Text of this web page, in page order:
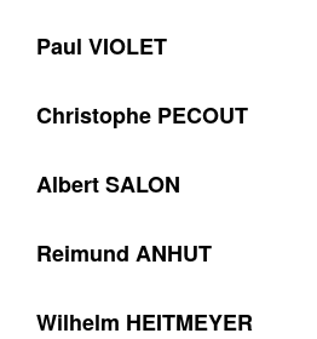
Paul VIOLET
Christophe PECOUT
Albert SALON
Reimund ANHUT
Wilhelm HEITMEYER